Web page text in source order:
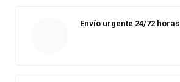
Envío urgente 24/72 horas